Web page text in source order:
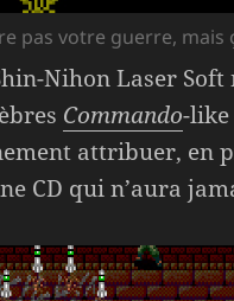
pas votre guerre, mais
Nihon Laser
Commando-like
attribuer, en
CD qui n’aura